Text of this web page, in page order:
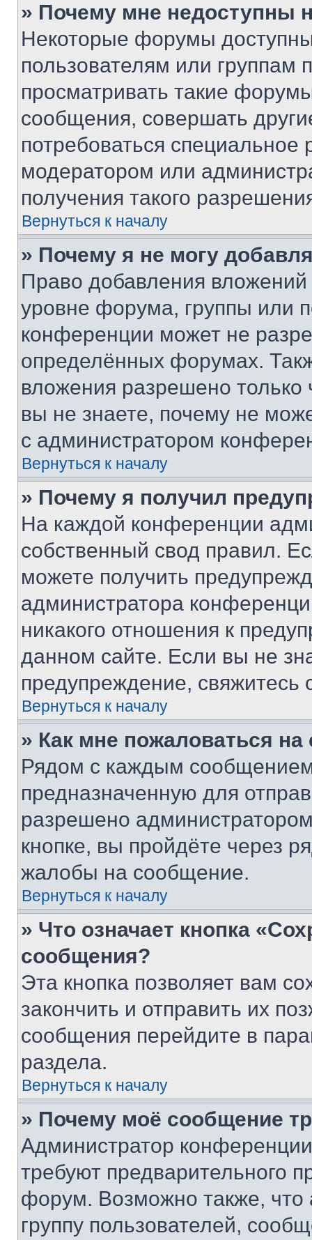
» Почему мне недоступны
Некоторые форумы
пользователям или группам
просматривать такие
сообщения, совершать
потребоваться
модератором или
получения такого
Вернуться к началу
» Почему я не могу
Право добавления
уровне форума, группы или
конференции может не
определённых форумах.
вложения разрешено
вы не знаете, почему не
с администратором
Вернуться к началу
» Почему я получил
На каждой конференции
собственный свод правил.
можете получить
администратора
никакого отношения к
данном сайте. Если вы не
предупреждение,
Вернуться к началу
» Как мне пожаловаться
Рядом с каждым сообщением
предназначенную для
разрешено
кнопке, вы пройдёте через
жалобы на сообщение.
Вернуться к началу
» Что означает кнопка
сообщения?
Эта кнопка позволяет вам
закончить и отправить их
сообщения перейдите в
раздела.
Вернуться к началу
» Почему моё сообщение
Администратор
требуют предварительного
форум. Возможно также, что
группу пользователей,